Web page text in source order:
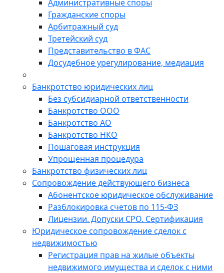
Административные споры
Гражданские споры
Арбитражный суд
Третейский суд
Представительство в ФАС
Досудебное урегулирование, медиация
Банкротство юридических лиц
Без субсидиарной ответственности
Банкротство ООО
Банкротство АО
Банкротство НКО
Пошаговая инструкция
Упрощенная процедура
Банкротство физических лиц
Сопровождение действующего бизнеса
Абонентское юридическое обслуживание
Разблокировка счетов по 115-ФЗ
Лицензии. Допуски СРО. Сертификация
Юридическое сопровождение сделок с
недвижимостью
Регистрация прав на жилые объекты
недвижимого имущества и сделок с ними